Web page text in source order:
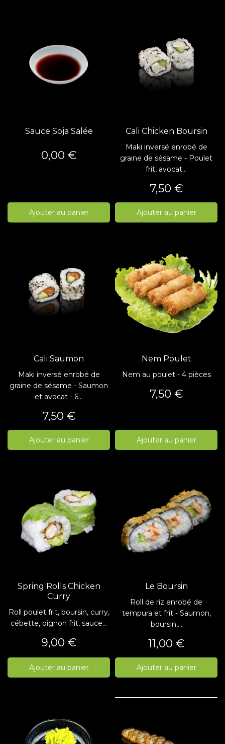
Sauce Soja Salée
Prix
0,00 €
Ajouter au panier
Cali Chicken Boursin
Maki inversé enrobé de
graine de sésame - Poulet
frit, avocat...
Prix
7,50 €
Ajouter au panier
Cali Saumon
Maki inversé enrobé de
graine de sésame - Saumon
et avocat - 6...
Prix
7,50 €
Ajouter au panier
Nem Poulet
Nem au poulet - 4 pièces
Prix
7,50 €
Ajouter au panier
Spring Rolls Chicken
Curry
Roll poulet frit, boursin, curry,
cébette, oignon frit, sauce...
Prix
9,00 €
Ajouter au panier
Le Boursin
Roll de riz enrobé de
tempura et frit - Saumon,
boursin,...
Prix
11,00 €
Ajouter au panier